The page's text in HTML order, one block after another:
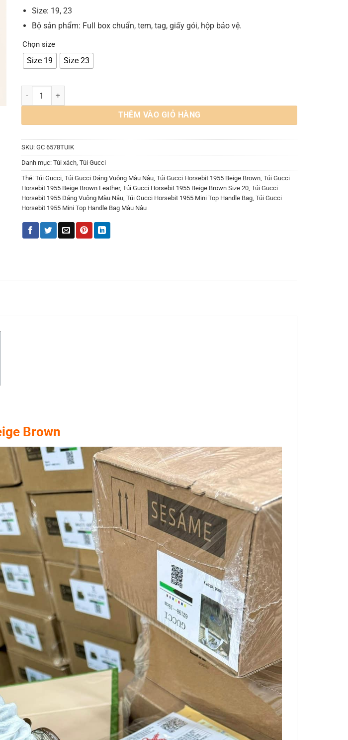
Size: 19, 23
Bộ sản phẩm: Full box chuẩn, tem, tag, giấy gói, hộp bảo vệ.
Chọn size
Size 19 Size 23
Túi Gucci Horsebit 1955 Beige Brown số lượng
THÊM VÀO GIỎ HÀNG
SKU: GC 6578TUIK
Danh mục: Túi xách Túi Gucci
Thẻ: Túi Gucci Túi Gucci Dáng Vuông Màu Nâu Túi Gucci Horsebit 1955 Beige Brown Túi Gucci
Horsebit 1955 Beige Brown Leather, Túi Gucci Horsebit 1955 Beige Brown Size 20 Túi Gucci
Horsebit 1955 Dáng Vuông Màu Nâu Túi Gucci Horsebit 1955 Mini Top Handle Bag Túi Gucci
Horsebit 1955 Mini Top Handle Bag Màu Nâu
Brown